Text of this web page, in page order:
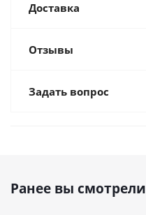
Доставка
Отзывы
Задать вопрос
Ранее вы смотрели